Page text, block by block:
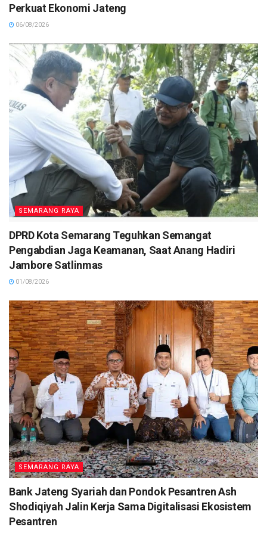
Perkuat Ekonomi Jateng
06/08/2026
SEMARANG RAYA
DPRD Kota Semarang Teguhkan Semangat
Pengabdian Jaga Keamanan, Saat Anang Hadiri
Jambore Satlinmas
01/08/2026
SEMARANG RAYA
Bank Jateng Syariah dan Pondok Pesantren Ash
Shodiqiyah Jalin Kerja Sama Digitalisasi Ekosistem
Pesantren